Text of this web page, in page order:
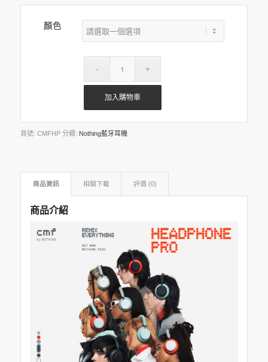
顏色
加入購物車
貨號: CMFHP 分類: Nothing藍牙耳機
商品資訊 相關下載 評價 (0)
商品介紹